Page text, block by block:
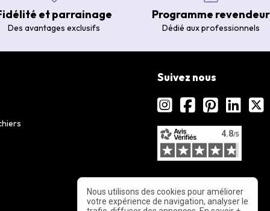
et parrainage
Des avantages exclusifs
Programme revendeur
Dédié aux professionnels
Suivez nous
Nous utilisons des cookies pour améliorer
votre expérience de navigation, analyser le